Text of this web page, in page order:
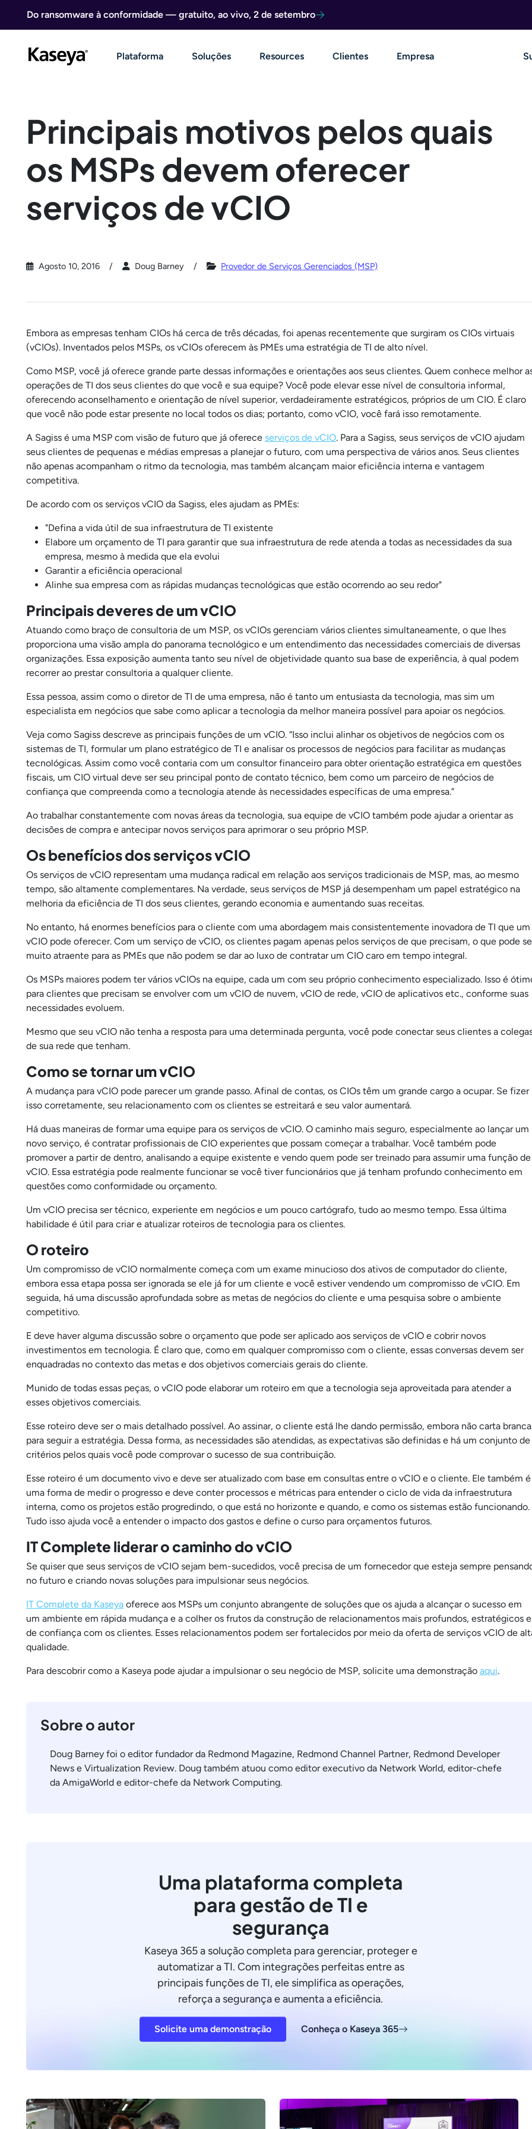
Do ransomware à conformidade — gratuito, ao vivo, 2 de setembro
Plataforma Soluções Resources Clientes Empresa
Principais motivos pelos quais
os MSPs devem oferecer
serviços de vCIO
Agosto 10, 2016 Doug Barney Provedor de Serviços Gerenciados (MSP)
Embora as empresas tenham CIOs há cerca de três décadas, foi apenas recentemente que surgiram os CIOs virtuais
(vCIOs). Inventados pelos MSPs, os vCIOs oferecem às PMEs uma estratégia de TI de alto nível.
Como MSP, você já oferece grande parte dessas informações e orientações aos seus clientes. Quem conhece melhor
operações de TI dos seus clientes do que você e sua equipe? Você pode elevar esse nível de consultoria informal,
oferecendo aconselhamento e orientação de nível superior, verdadeiramente estratégicos, próprios de um CIO. É claro
que você não pode estar presente no local todos os dias; portanto, como vCIO, você fará isso remotamente.
A Sagiss é uma MSP com visão de futuro que já oferece serviços de vCIO. Para a Sagiss, seus serviços de vCIO ajudam
seus clientes de pequenas e médias empresas a planejar o futuro, com uma perspectiva de vários anos. Seus clientes
não apenas acompanham o ritmo da tecnologia, mas também alcançam maior eficiência interna e vantagem
competitiva.
De acordo com os serviços vCIO da Sagiss, eles ajudam as PMEs:
"Defina a vida útil de sua infraestrutura de TI existente
Elabore um orçamento de TI para garantir que sua infraestrutura de rede atenda a todas as necessidades da sua
empresa, mesmo à medida que ela evolui
Garantir a eficiência operacional
Alinhe sua empresa com as rápidas mudanças tecnológicas que estão ocorrendo ao seu redor"
Principais deveres de um vCIO
Atuando como braço de consultoria de um MSP, os vCIOs gerenciam vários clientes simultaneamente, o que lhes
proporciona uma visão ampla do panorama tecnológico e um entendimento das necessidades comerciais de diversas
organizações. Essa exposição aumenta tanto seu nível de objetividade quanto sua base de experiência, à qual podem
recorrer ao prestar consultoria a qualquer cliente.
Essa pessoa, assim como o diretor de TI de uma empresa, não é tanto um entusiasta da tecnologia, mas sim um
especialista em negócios que sabe como aplicar a tecnologia da melhor maneira possível para apoiar os negócios.
Veja como Sagiss descreve as principais funções de um vCIO. “Isso inclui alinhar os objetivos de negócios com os
sistemas de TI, formular um plano estratégico de TI e analisar os processos de negócios para facilitar as mudanças
tecnológicas. Assim como você contaria com um consultor financeiro para obter orientação estratégica em questões
fiscais, um CIO virtual deve ser seu principal ponto de contato técnico, bem como um parceiro de negócios de
confiança que compreenda como a tecnologia atende às necessidades específicas de uma empresa.”
Ao trabalhar constantemente com novas áreas da tecnologia, sua equipe de vCIO também pode ajudar a orientar as
decisões de compra e antecipar novos serviços para aprimorar o seu próprio MSP.
Os benefícios dos serviços vCIO
Os serviços de vCIO representam uma mudança radical em relação aos serviços tradicionais de MSP, mas, ao mesmo
tempo, são altamente complementares. Na verdade, seus serviços de MSP já desempenham um papel estratégico na
melhoria da eficiência de TI dos seus clientes, gerando economia e aumentando suas receitas.
No entanto, há enormes benefícios para o cliente com uma abordagem mais consistentemente inovadora de TI que um
vCIO pode oferecer. Com um serviço de vCIO, os clientes pagam apenas pelos serviços de que precisam, o que pode
muito atraente para as PMEs que não podem se dar ao luxo de contratar um CIO caro em tempo integral.
Os MSPs maiores podem ter vários vCIOs na equipe, cada um com seu próprio conhecimento especializado. Isso é
para clientes que precisam se envolver com um vCIO de nuvem, vCIO de rede, vCIO de aplicativos etc., conforme suas
necessidades evoluem.
Mesmo que seu vCIO não tenha a resposta para uma determinada pergunta, você pode conectar seus clientes a
de sua rede que tenham.
Como se tornar um vCIO
A mudança para vCIO pode parecer um grande passo. Afinal de contas, os CIOs têm um grande cargo a ocupar. Se fizer
isso corretamente, seu relacionamento com os clientes se estreitará e seu valor aumentará.
Há duas maneiras de formar uma equipe para os serviços de vCIO. O caminho mais seguro, especialmente ao lançar um
novo serviço, é contratar profissionais de CIO experientes que possam começar a trabalhar. Você também pode
promover a partir de dentro, analisando a equipe existente e vendo quem pode ser treinado para assumir uma função de
vCIO. Essa estratégia pode realmente funcionar se você tiver funcionários que já tenham profundo conhecimento em
questões como conformidade ou orçamento.
Um vCIO precisa ser técnico, experiente em negócios e um pouco cartógrafo, tudo ao mesmo tempo. Essa última
habilidade é útil para criar e atualizar roteiros de tecnologia para os clientes.
O roteiro
Um compromisso de vCIO normalmente começa com um exame minucioso dos ativos de computador do cliente,
embora essa etapa possa ser ignorada se ele já for um cliente e você estiver vendendo um compromisso de vCIO. Em
seguida, há uma discussão aprofundada sobre as metas de negócios do cliente e uma pesquisa sobre o ambiente
competitivo.
E deve haver alguma discussão sobre o orçamento que pode ser aplicado aos serviços de vCIO e cobrir novos
investimentos em tecnologia. É claro que, como em qualquer compromisso com o cliente, essas conversas devem ser
enquadradas no contexto das metas e dos objetivos comerciais gerais do cliente.
Munido de todas essas peças, o vCIO pode elaborar um roteiro em que a tecnologia seja aproveitada para atender a
esses objetivos comerciais.
Esse roteiro deve ser o mais detalhado possível. Ao assinar, o cliente está lhe dando permissão, embora não carta
para seguir a estratégia. Dessa forma, as necessidades são atendidas, as expectativas são definidas e há um conjunto de
critérios pelos quais você pode comprovar o sucesso de sua contribuição.
Esse roteiro é um documento vivo e deve ser atualizado com base em consultas entre o vCIO e o cliente. Ele também é
uma forma de medir o progresso e deve conter processos e métricas para entender o ciclo de vida da infraestrutura
interna, como os projetos estão progredindo, o que está no horizonte e quando, e como os sistemas estão funcionando.
Tudo isso ajuda você a entender o impacto dos gastos e define o curso para orçamentos futuros.
IT Complete liderar o caminho do vCIO
Se quiser que seus serviços de vCIO sejam bem-sucedidos, você precisa de um fornecedor que esteja sempre
no futuro e criando novas soluções para impulsionar seus negócios.
IT Complete da Kaseya oferece aos MSPs um conjunto abrangente de soluções que os ajuda a alcançar o sucesso em
um ambiente em rápida mudança e a colher os frutos da construção de relacionamentos mais profundos, estratégicos e
de confiança com os clientes. Esses relacionamentos podem ser fortalecidos por meio da oferta de serviços vCIO de
qualidade.
Para descobrir como a Kaseya pode ajudar a impulsionar o seu negócio de MSP, solicite uma demonstração aqui.
Sobre o autor
Doug Barney foi o editor fundador da Redmond Magazine, Redmond Channel Partner, Redmond Developer
News e Virtualization Review. Doug também atuou como editor executivo da Network World, editor-chefe
da AmigaWorld e editor-chefe da Network Computing.
Uma plataforma completa
para gestão de TI e
segurança
Kaseya 365 a solução completa para gerenciar, proteger e
automatizar a TI. Com integrações perfeitas entre as
principais funções de TI, ele simplifica as operações,
reforça a segurança e aumenta a eficiência.
Solicite uma demonstração Conheça o Kaseya 365